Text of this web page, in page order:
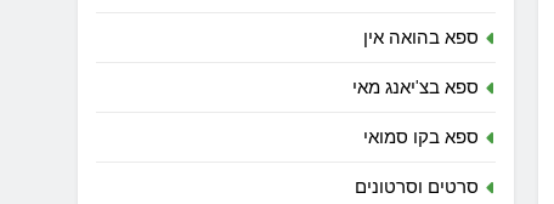
ספא בהואה אין
ספא בצ'יאנג מאי
ספא בקו סמואי
סרטים וסרטונים